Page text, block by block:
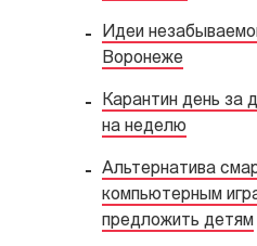
Идеи
Воронеже
Карантин день за
на неделю
Альтернатива
компьютерным
предложить детям